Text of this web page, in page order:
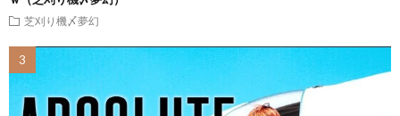
芝刈り機〆夢幻